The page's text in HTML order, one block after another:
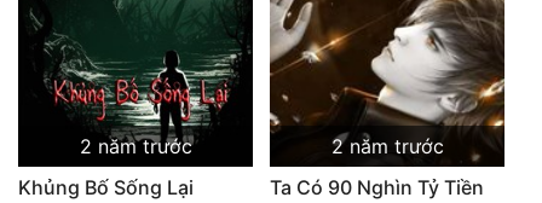
2 năm trước
Khủng Bố Sống Lại
2 năm trước
Ta Có 90 Nghìn Tỷ Tiền